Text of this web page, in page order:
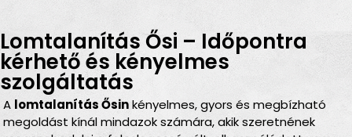
Lomtalanítás Ősi – Időpontra
kérhető és kényelmes
szolgáltatás
A lomtalanítás Ősinkényelmes, gyors és megbízható
megoldást kínál mindazok számára, akik szeretnének